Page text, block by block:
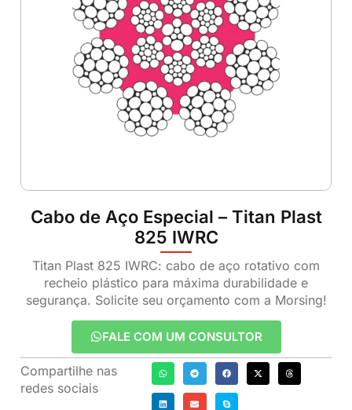
Cabo de Aço Especial – Titan Plast
825 IWRC
Titan Plast 825 IWRC: cabo de aço rotativo com
recheio plástico para máxima durabilidade e
segurança. Solicite seu orçamento com a Morsing!
FALE COM UM CONSULTOR
Compartilhe nas
redes sociais